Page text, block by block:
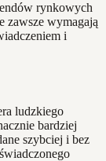
rynkowych
zawsze wymagają
i
ludzkiego
bardziej
szybciej i bez